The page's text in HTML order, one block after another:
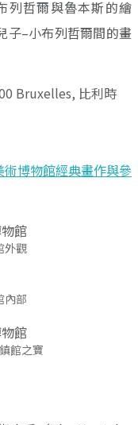
列哲爾與魯本斯的繪
子–小布列哲爾間的畫
Bruxelles, 比利時
術博物館經典畫作與參
外觀
內部
館之寶